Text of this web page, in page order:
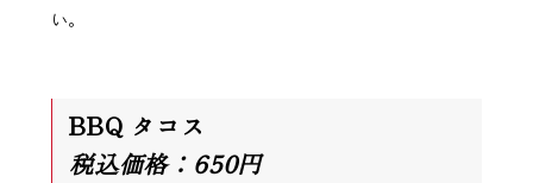
い。
BBQ タコス
税込価格：650円